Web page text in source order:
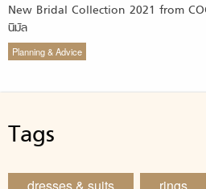
New Bridal Collection 2021 from
นิมัล
Planning & Advice
Tags